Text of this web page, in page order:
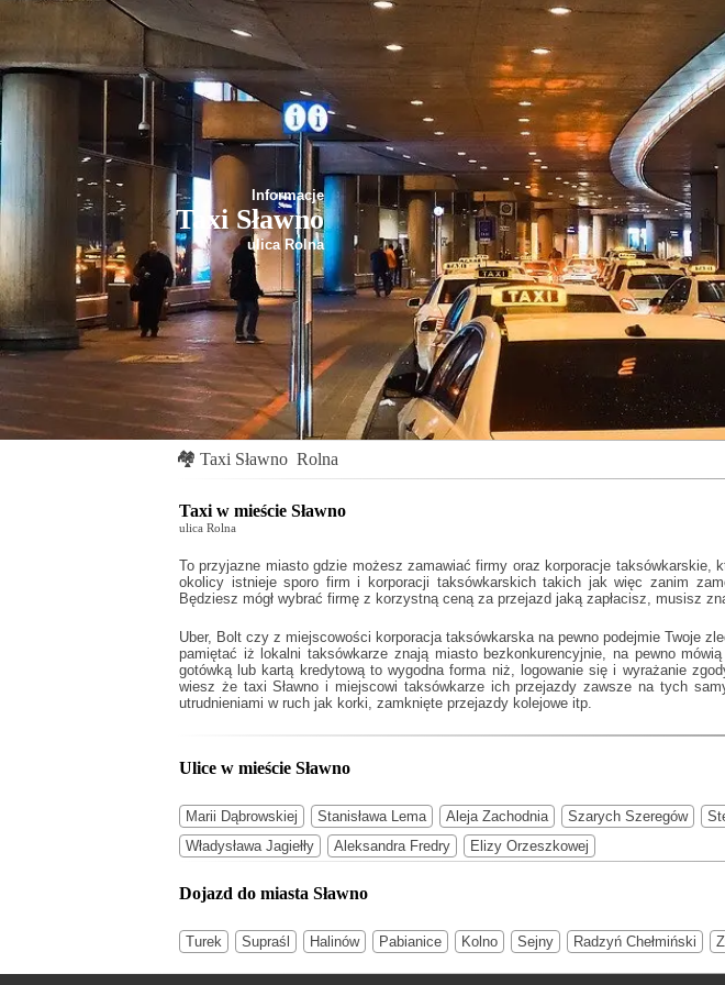
Informacje
Taxi Sławno
ulica Rolna
🏘 Taxi Sławno Rolna
Taxi w mieście Sławno
ulica Rolna
To przyjazne miasto gdzie możesz zamawiać firmy oraz korporacje taksówkarskie,
okolicy istnieje sporo firm i korporacji taksówkarskich takich jakwięc zanim
Będziesz mógł wybrać firmę z korzystną ceną za przejazd jaką zapłacisz, musisz
Uber, Bolt czy z miejscowości korporacja taksówkarska na pewno podejmie Twoje
pamiętać iż lokalni taksówkarze znają miasto bezkonkurencyjnie, na pewno
gotówką lub kartą kredytową to wygodna forma niż, logowanie się i wyrażanie
wiesz że taxi Sławno i miejscowi taksówkarze ich przejazdy zawsze na tych
utrudnieniami w ruch jak korki, zamknięte przejazdy kolejowe itp.
Ulice w mieście Sławno
Marii Dąbrowskiej Stanisława Lema Aleja Zachodnia Szarych Szeregów
Władysława Jagiełły
Aleksandra Fredry Elizy Orzeszkowej
Dojazd do miasta Sławno
Turek Supraśl Halinów Pabianice Kolno Sejny Radzyń Chełmiński